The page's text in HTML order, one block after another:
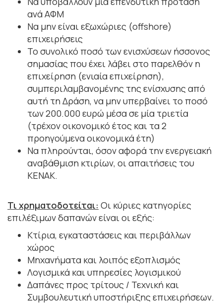
ανά ΑΦΜ
Να μην είναι εξωχώριες (offshore)
επιχειρήσεις
Το συνολικό ποσό των ενισχύσεων ήσσονος
σημασίας που έχει λάβει στο παρελθόν η
επιχείρηση (ενιαία επιχείρηση),
συμπεριλαμβανομένης της ενίσχυσης από
αυτή τη Δράση, να μην υπερβαίνει το ποσό
των 200.000 ευρώ μέσα σε μία τριετία
(τρέχον οικονομικό έτος και τα 2
προηγούμενα οικονομικά έτη)
Να πληρούνται, όσον αφορά την ενεργειακή
αναβάθμιση κτιρίων, οι απαιτήσεις του
ΚΕΝΑΚ.
Τι χρηματοδοτείται: Οι κύριες κατηγορίες
επιλέξιμων δαπανών είναι οι εξής:
Κτίρια, εγκαταστάσεις και περιβάλλων
χώρος
Μηχανήματα και λοιπός εξοπλισμός
Λογισμικά και υπηρεσίες λογισμικού
Δαπάνες προς τρίτους / Τεχνική και
Συμβουλευτική υποστήριξης επιχειρήσεων.